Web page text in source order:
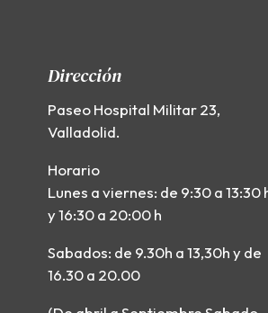
Dirección
Paseo Hospital Militar 23,
Valladolid.
Horario
Lunes a viernes: de 9:30 a 13:30
y 16:30 a 20:00 h
Sabados: de 9.30h a 13,30h y de
16.30 a 20.00